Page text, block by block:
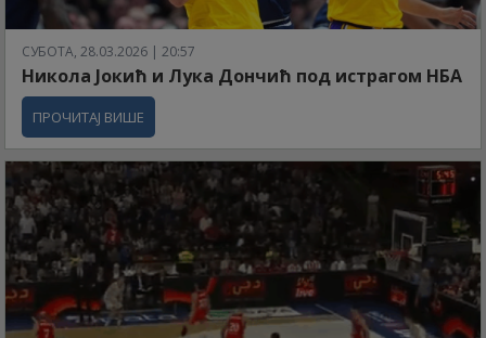
СУБОТА, 28.03.2026 | 20:57
Никола Јокић и Лука Дончић под истрагом НБА
ПРОЧИТАЈ ВИШЕ